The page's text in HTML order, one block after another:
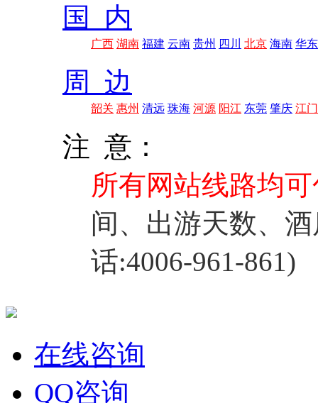
国 内
广西 湖南 福建 云南 贵州 四川 北京 海南 华东
周 边
韶关 惠州 清远 珠海 河源 阳江 东莞 肇庆 江门
注 意：
所有网站线路均
间、出游天数、
话:4006-961-861)
在线咨询
QQ咨询